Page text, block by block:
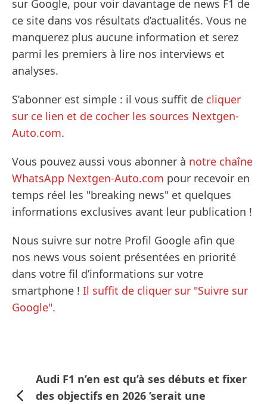
sur Google, pour voir davantage de news F1 de
ce site dans vos résultats d’actualités. Vous ne
manquerez plus aucune information et serez
parmi les premiers à lire nos interviews et
analyses.
S’abonner est simple : il vous suffit de cliquer
sur ce lien et de cocher les sources Nextgen-
Auto.com.
Vous pouvez aussi vous abonner à notre chaîne
WhatsApp Nextgen-Auto.com pour recevoir en
temps réel les "breaking news" et quelques
informations exclusives avant leur publication !
Nous suivre sur notre Profil Google afin que
nos news vous soient présentées en priorité
dans votre fil d’informations sur votre
smartphone ! Il suffit de cliquer sur "Suivre sur
Google".
Audi F1 n’en est qu’à ses débuts et fixer
des objectifs en 2026 ’serait une